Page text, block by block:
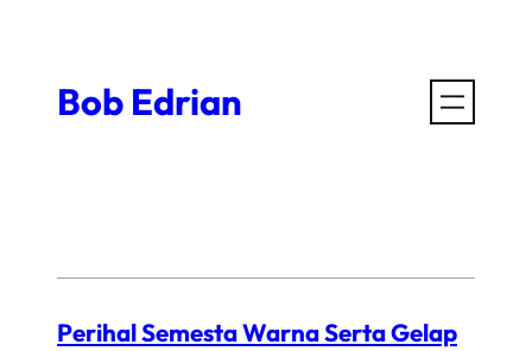
contentBob Edrian
Perihal Semesta Warna Serta Gelap